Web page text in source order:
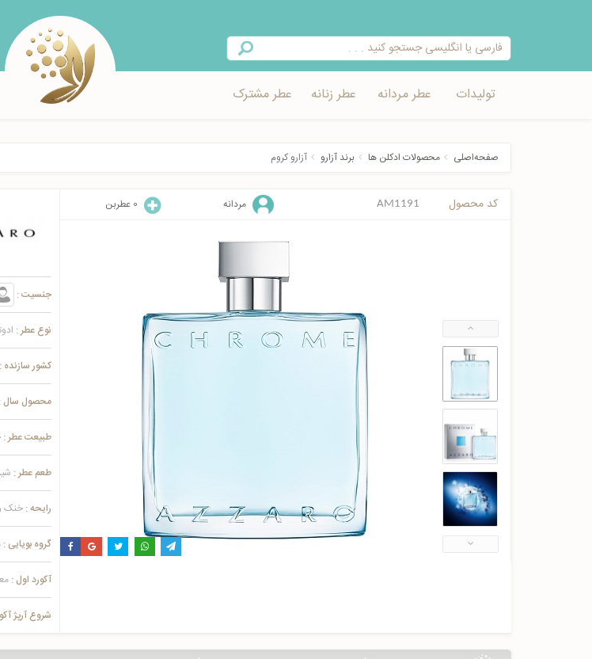
تولیدات عطر مردانه عطر زنانه عطر مشترک
صفحه‌اصلی محصولات ادکلن ها برند آزارو آزارو كروم
کد محصول AM1191 مردانه 0 عطربن
جنسیت :
نوع عطر :
کشور سازنده :
محصول سال :
طبیعت عطر :
طعم عطر :
رایحه : خنک
گروه بویایی :
آکورد اول :
شروع آرپژ